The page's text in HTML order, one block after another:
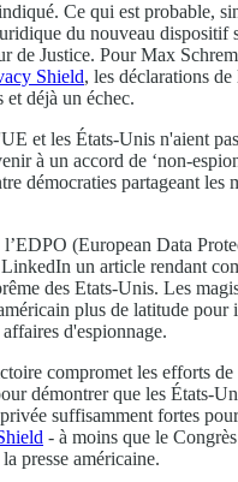
Ce qui est probable,
du nouveau dispositif
de Justice. Pour Max
Shield, les déclarations de
et déjà un échec.
et les États-Unis n'aient
à un accord de ‘non-
démocraties partageant les
(European Data
un article rendant
des Etats-Unis. Les
plus de latitude pour
d'espionnage.
compromet les efforts de
démontrer que les États-
suffisamment fortes
- à moins que le
presse américaine.